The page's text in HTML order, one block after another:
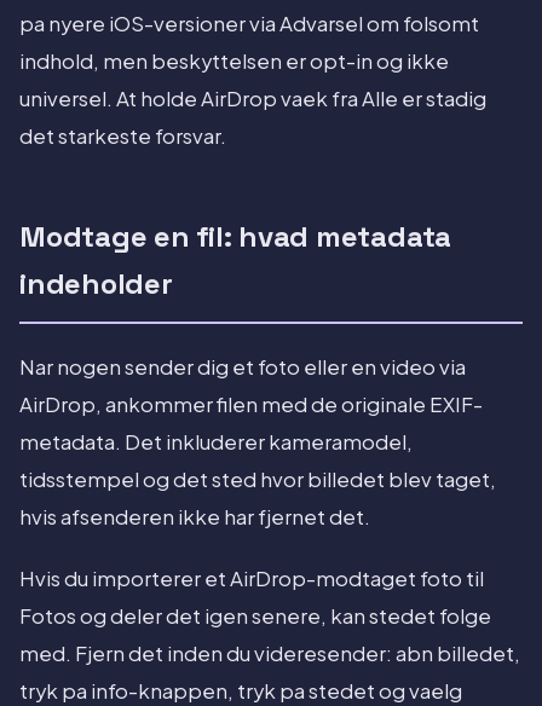
pa nyere iOS-versioner via Advarsel om folsomt
indhold, men beskyttelsen er opt-in og ikke
universel. At holde AirDrop vaek fra Alle er stadig
det starkeste forsvar.
Modtage en fil: hvad metadata
indeholder
Nar nogen sender dig et foto eller en video via
AirDrop, ankommer filen med de originale EXIF-
metadata. Det inkluderer kameramodel,
tidsstempel og det sted hvor billedet blev taget,
hvis afsenderen ikke har fjernet det.
Hvis du importerer et AirDrop-modtaget foto til
Fotos og deler det igen senere, kan stedet folge
med. Fjern det inden du videresender: abn billedet,
tryk pa info-knappen, tryk pa stedet og vaelg